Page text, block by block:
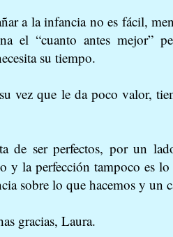
a la infancia no es fácil,
el “cuanto antes mejor”
su tiempo.
vez que le da poco valor,
de ser perfectos, por un
y la perfección tampoco es
sobre lo que hacemos y un
gracias, Laura.